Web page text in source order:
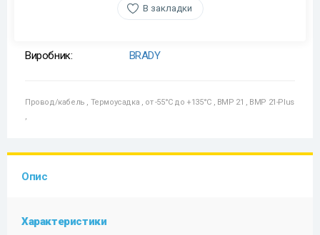
В закладки
Виробник: BRADY
Провод/кабель , Термоусадка , от -55°C до +135°C , BMP 21 , BMP 21-Plus
,
Опис
Характеристики